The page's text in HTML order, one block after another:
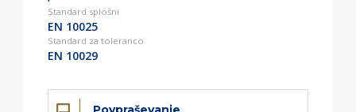
Standard splošni
EN 10025
Standard za toleranco
EN 10029